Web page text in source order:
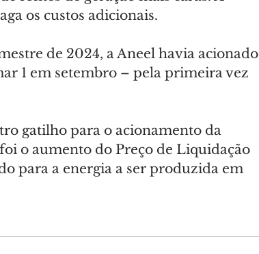
os custos adicionais.
de 2024, a Aneel havia acionado
1 em setembro – pela primeira vez
gatilho para o acionamento da
o aumento do Preço de Liquidação
para a energia a ser produzida em